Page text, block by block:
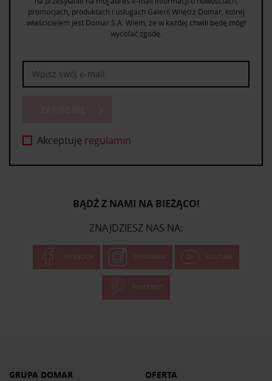
promocjach, produktach i usługach Galerii Wnętrz Domar, której
właścicielem jest Domar S.A. Wiem, że w każdej chwili będę mógł
wycofać zgodę.
Akceptuję regulamin
BĄDŹ Z NAMI NA BIEŻĄCO!
ZNAJDZIESZ NAS NA:
FACEBOOK INSTAGRAM YOUTUBE
PINTEREST
GRUPA DOMAR OFERTA